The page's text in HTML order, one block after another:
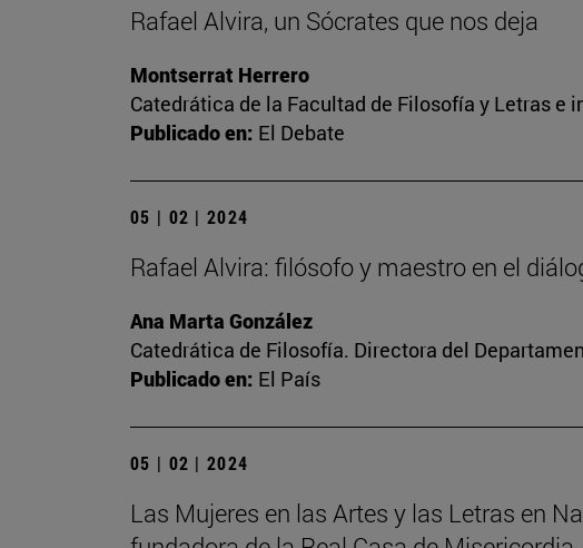
Rafael Alvira, un Sócrates que nos deja
Montserrat Herrero
Catedrática de la Facultad de Filosofía y Letras e
Publicado en: El Debate
05 | 02 | 2024
Rafael Alvira: filósofo y maestro en el
Ana Marta González
Catedrática de Filosofía. Directora del
Publicado en: El País
05 | 02 | 2024
Las Mujeres en las Artes y las Letras en